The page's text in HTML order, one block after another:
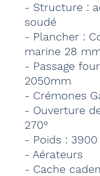
- Structure :
soudé
- Plancher :
marine 28
- Passage
2050mm
- Crémones
- Ouverture
270°
- Poids : 3900
- Aérateurs
- Cache